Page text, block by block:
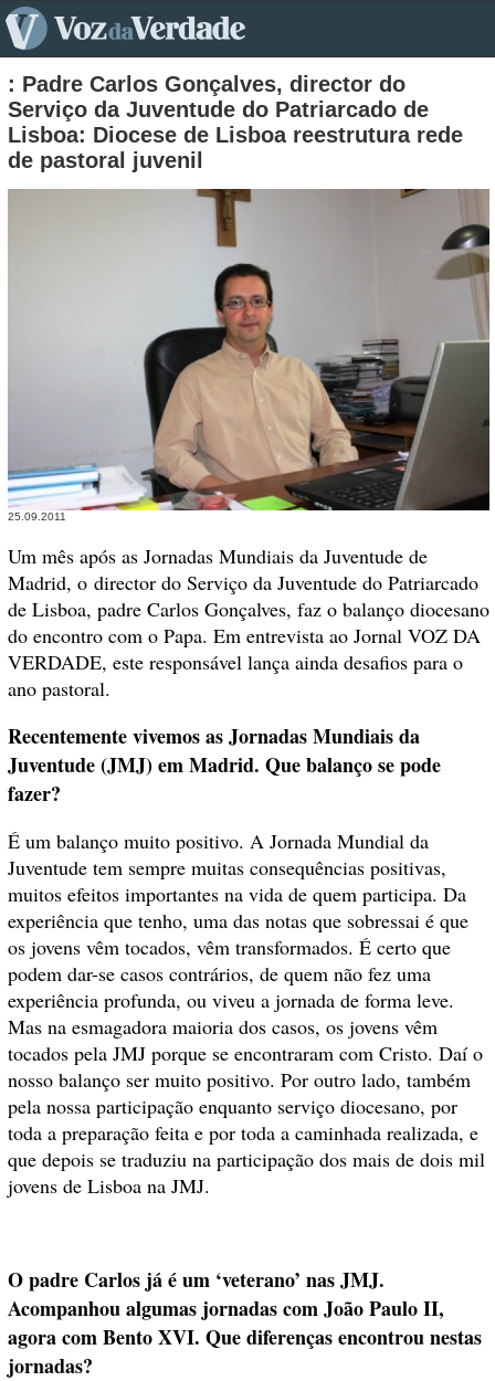
: Padre Carlos Gonçalves, director do
Serviço da Juventude do Patriarcado de
Lisboa: Diocese de Lisboa reestrutura rede
de pastoral juvenil
25.09.2011
Um mês após as Jornadas Mundiais da Juventude de
Madrid, o director do Serviço da Juventude do Patriarcado
de Lisboa, padre Carlos Gonçalves, faz o balanço diocesano
do encontro com o Papa. Em entrevista ao Jornal VOZ DA
VERDADE, este responsável lança ainda desafios para o
ano pastoral.
Recentemente vivemos as Jornadas Mundiais da
Juventude (JMJ) em Madrid. Que balanço se pode
fazer?
É um balanço muito positivo. A Jornada Mundial da
Juventude tem sempre muitas consequências positivas,
muitos efeitos importantes na vida de quem participa. Da
experiência que tenho, uma das notas que sobressai é que
os jovens vêm tocados, vêm transformados. É certo que
podem dar-se casos contrários, de quem não fez uma
experiência profunda, ou viveu a jornada de forma leve.
Mas na esmagadora maioria dos casos, os jovens vêm
tocados pela JMJ porque se encontraram com Cristo. Daí o
nosso balanço ser muito positivo. Por outro lado, também
pela nossa participação enquanto serviço diocesano, por
toda a preparação feita e por toda a caminhada realizada, e
que depois se traduziu na participação dos mais de dois mil
jovens de Lisboa na JMJ.
O padre Carlos já é um ‘veterano’ nas JMJ.
Acompanhou algumas jornadas com João Paulo II,
agora com Bento XVI. Que diferenças encontrou nestas
jornadas?